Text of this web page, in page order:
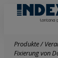
Produkte/
Fixierung von